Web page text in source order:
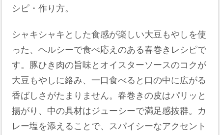
シピ・作り方。
シャキシャキとした食感が楽しい大豆もやしを使
った、ヘルシーで食べ応えのある春巻きレシピで
す。豚ひき肉の旨味とオイスターソースのコクが
大豆もやしに絡み、一口食べると口の中に広がる
香ばしさがたまりません。春巻きの皮はパリッと
揚がり、中の具材はジューシーで満足感抜群。カ
レー塩を添えることで、スパイシーなアクセント